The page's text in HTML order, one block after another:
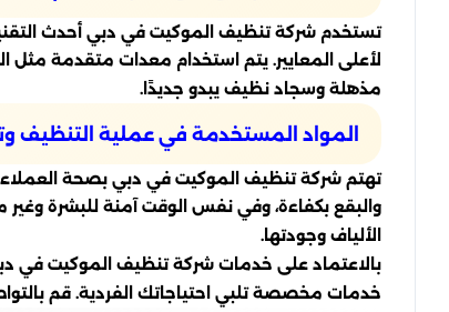
تستخدم شركة تنظيف الموكيت في دبي أحدث
لأعلى المعايير. يتم استخدام معدات متقدمة مثل
مذهلة وسجاد نظيف يبدو جديدًا.
المواد المستخدمة في عملية التنظيف
تهتم شركة تنظيف الموكيت في دبي بصحة العملاء
والبقع بكفاءة، وفي نفس الوقت آمنة للبشرة
الألياف وجودتها.
بالاعتماد على خدمات شركة تنظيف الموكيت في
خدمات مخصصة تلبي احتياجاتك الفردية. قم